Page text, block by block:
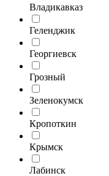
Владикавказ
Геленджик
Георгиевск
Грозный
Зеленокумск
Кропоткин
Крымск
Лабинск